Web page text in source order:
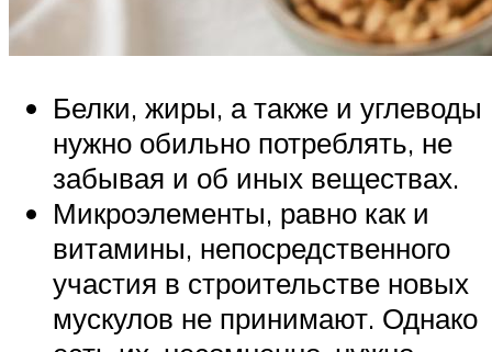
Белки, жиры, а также и углеводы
нужно обильно потреблять, не
забывая и об иных веществах.
Микроэлементы, равно как и
витамины, непосредственного
участия в строительстве новых
мускулов не принимают. Однако